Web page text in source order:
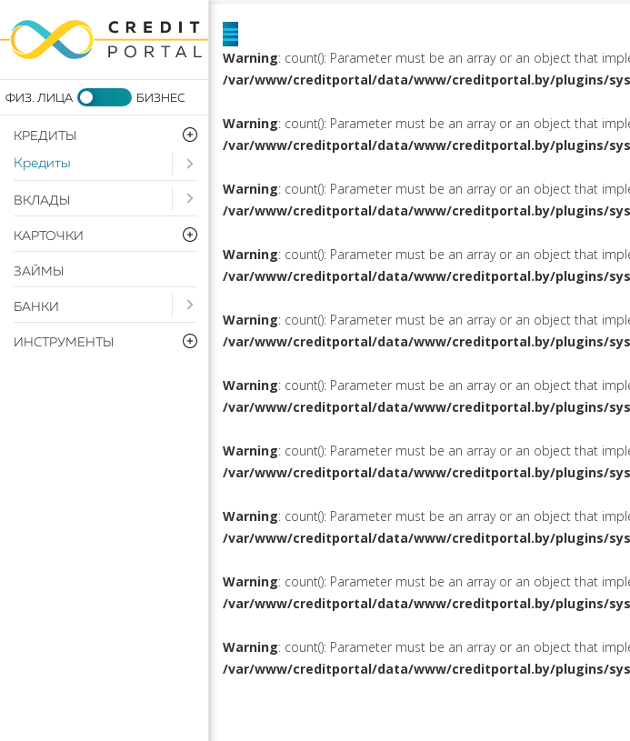
КРЕДИТЫ
Open submenu ( Кредиты)
Кредиты
Open submenu ( Вклады)
ВКЛАДЫ
КАРТОЧКИ
ЗАЙМЫ
Open submenu ( Банки)
БАНКИ
ИНСТРУМЕНТЫ
Warning: count(): Parameter must be an array or an object that
/var/www/creditportal/data/www/creditportal.by/plugins/
Warning: count(): Parameter must be an array or an object that
/var/www/creditportal/data/www/creditportal.by/plugins/
Warning: count(): Parameter must be an array or an object that
/var/www/creditportal/data/www/creditportal.by/plugins/
Warning: count(): Parameter must be an array or an object that
/var/www/creditportal/data/www/creditportal.by/plugins/
Warning: count(): Parameter must be an array or an object that
/var/www/creditportal/data/www/creditportal.by/plugins/
Warning: count(): Parameter must be an array or an object that
/var/www/creditportal/data/www/creditportal.by/plugins/
Warning: count(): Parameter must be an array or an object that
/var/www/creditportal/data/www/creditportal.by/plugins/
Warning: count(): Parameter must be an array or an object that
/var/www/creditportal/data/www/creditportal.by/plugins/
Warning: count(): Parameter must be an array or an object that
/var/www/creditportal/data/www/creditportal.by/plugins/
Warning: count(): Parameter must be an array or an object that
/var/www/creditportal/data/www/creditportal.by/plugins/